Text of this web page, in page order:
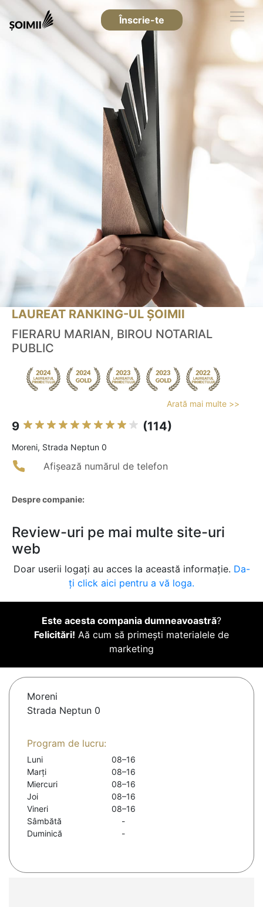
Înscrie-te
LAUREAT RANKING-UL ȘOIMII
FIERARU MARIAN, BIROU NOTARIAL
PUBLIC
Arată mai multe >>
9 (114)
Moreni, Strada Neptun 0
Afișează numărul de telefon
Despre companie:
Review-uri pe mai multe site-uri
web
Doar userii logați au acces la această informație. Da-
ți click aici pentru a vă loga.
Este acesta compania dumneavoastră?
Felicitări! Aă cum să primești materialele de
marketing
Moreni
Strada Neptun 0
Program de lucru:
Luni
08–16
Marți
08–16
Miercuri
08–16
Joi
08–16
Vineri
08–16
Sâmbătă
-
Duminică
-